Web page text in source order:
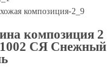
композиция 2
СЯ Снежный